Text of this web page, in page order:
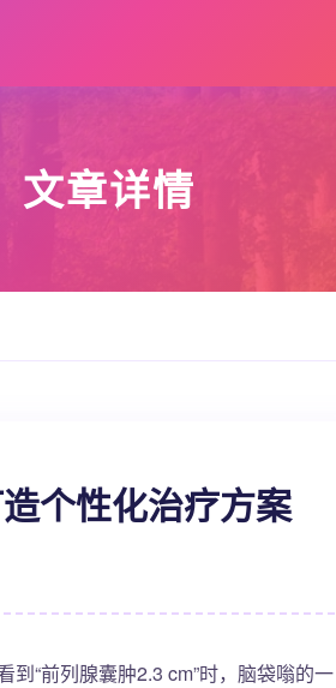
文章详情
个性化治疗方案
“前列腺囊肿2.3 cm”时，脑袋嗡的一